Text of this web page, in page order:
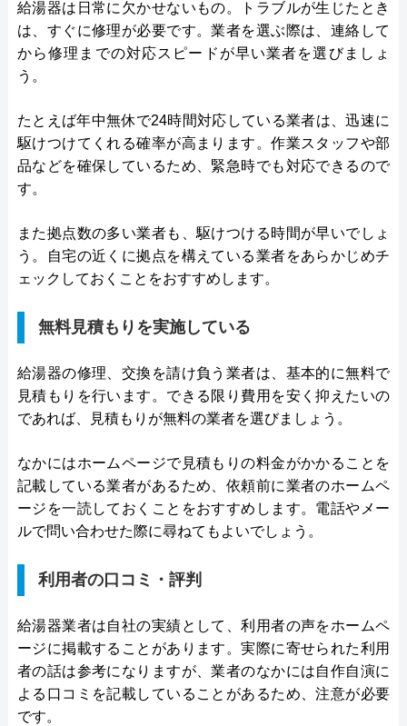
給湯器は日常に欠かせないもの。トラブルが生じたとき
は、すぐに修理が必要です。業者を選ぶ際は、連絡して
から修理までの対応スピードが早い業者を選びましょ
う。
たとえば年中無休で24時間対応している業者は、迅速に
駆けつけてくれる確率が高まります。作業スタッフや部
品などを確保しているため、緊急時でも対応できるので
す。
また拠点数の多い業者も、駆けつける時間が早いでしょ
う。自宅の近くに拠点を構えている業者をあらかじめチ
ェックしておくことをおすすめします。
無料見積もりを実施している
給湯器の修理、交換を請け負う業者は、基本的に無料で
見積もりを行います。できる限り費用を安く抑えたいの
であれば、見積もりが無料の業者を選びましょう。
なかにはホームページで見積もりの料金がかかることを
記載している業者があるため、依頼前に業者のホームペ
ージを一読しておくことをおすすめします。電話やメー
ルで問い合わせた際に尋ねてもよいでしょう。
利用者の口コミ・評判
給湯器業者は自社の実績として、利用者の声をホームペ
ージに掲載することがあります。実際に寄せられた利用
者の話は参考になりますが、業者のなかには自作自演に
よる口コミを記載していることがあるため、注意が必要
です。